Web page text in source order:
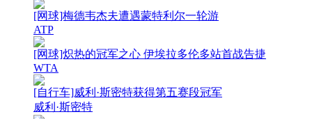
[网球]梅德韦杰夫遭遇蒙特利尔一轮游
ATP
[网球]炽热的冠军之心 伊埃拉多伦多站首战告捷
WTA
[自行车]威利·斯密特获得第五赛段冠军
威利·斯密特